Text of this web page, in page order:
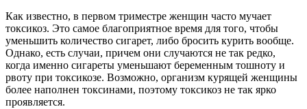
Как известно, в первом триместре женщин часто мучает
токсикоз. Это самое благоприятное время для того, чтобы
уменьшить количество сигарет, либо бросить курить вообще.
Однако, есть случаи, причем они случаются не так редко,
когда именно сигареты уменьшают беременным тошноту и
рвоту при токсикозе. Возможно, организм курящей женщины
более наполнен токсинами, поэтому токсикоз не так ярко
проявляется.